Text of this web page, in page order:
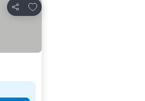
Partilhar
Adicionar aos favoritos